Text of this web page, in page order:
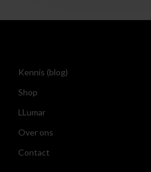
Kennis (blog)
Shop
LLumar
Over ons
Contact